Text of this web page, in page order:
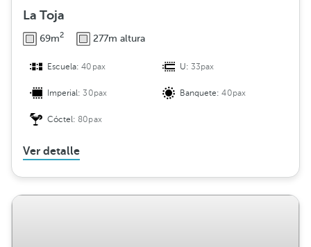
La Toja
69m2 277m altura
Escuela:40pax U:33pax
Imperial:30pax Banquete:40pax
Cóctel:80pax
Ver detalle